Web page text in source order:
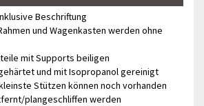
Beschriftung
und Wagenkasten werden ohne
mit Supports beiligen
und mit Isopropanol gereinigt
Stützen können noch vorhanden
plangeschliffen werden